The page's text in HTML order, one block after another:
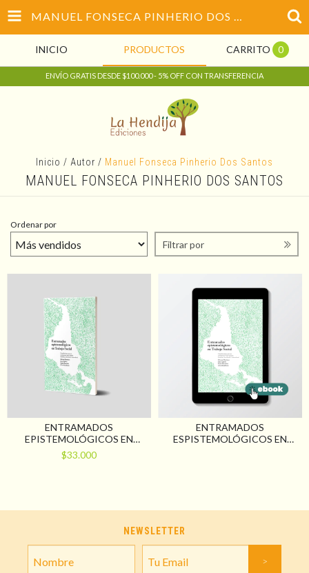
MANUEL FONSECA PINHERIO DOS SANTOS
INICIO PRODUCTOS CARRITO 0
ENVÍO GRATIS DESDE $100.000 - 5% OFF CON TRANSFERENCIA
Inicio / Autor / Manuel Fonseca Pinherio Dos Santos
MANUEL FONSECA PINHERIO DOS SANTOS
Ordenar por
Filtrar por
ENTRAMADOS
EPISTEMOLÓGICOS EN
TRABAJO SOCIAL.
CONTRIBUCIONES PARA UN
INTERCULTURAL
$33.000
ENTRAMADOS
ESPISTEMOLÓGICOS EN
NEWSLETTER